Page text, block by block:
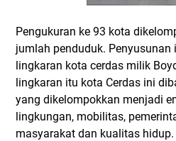
Pengukuran ke 93 kota
jumlah penduduk. Penyusunan
lingkaran kota cerdas milik
lingkaran itu kota Cerdas ini
yang dikelompokkan menjadi
lingkungan, mobilitas,
masyarakat dan kualitas